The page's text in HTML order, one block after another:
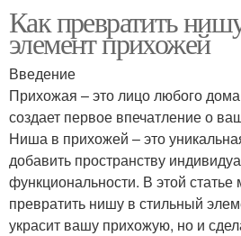
Как превратить
элемент прихожей
Введение
Прихожая – это лицо любого
создает первое впечатление о
Ниша в прихожей – это
добавить пространству
функциональности. В этой
превратить нишу в стильный
украсит вашу прихожую, но и